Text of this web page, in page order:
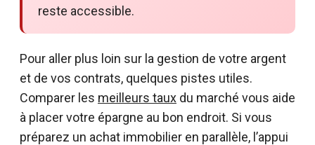
reste accessible.
Pour aller plus loin sur la gestion de votre argent
et de vos contrats, quelques pistes utiles.
Comparer les meilleurs taux du marché vous aide
à placer votre épargne au bon endroit. Si vous
préparez un achat immobilier en parallèle, l’appui